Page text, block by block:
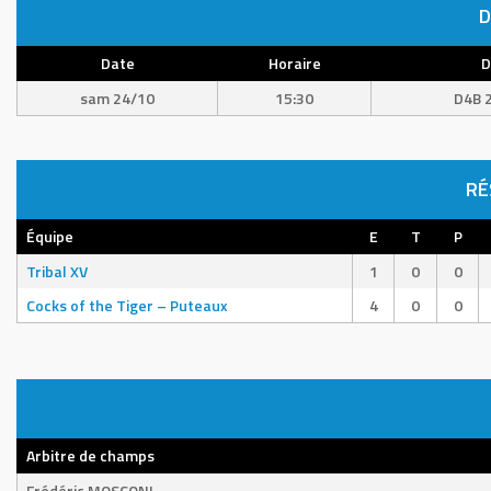
Date Horaire
sam 24/10
15:30 D4B
Équipe E T P
Tribal XV
1 0 0
Cocks of the Tiger – Puteaux
4 0 0
Arbitre de champs